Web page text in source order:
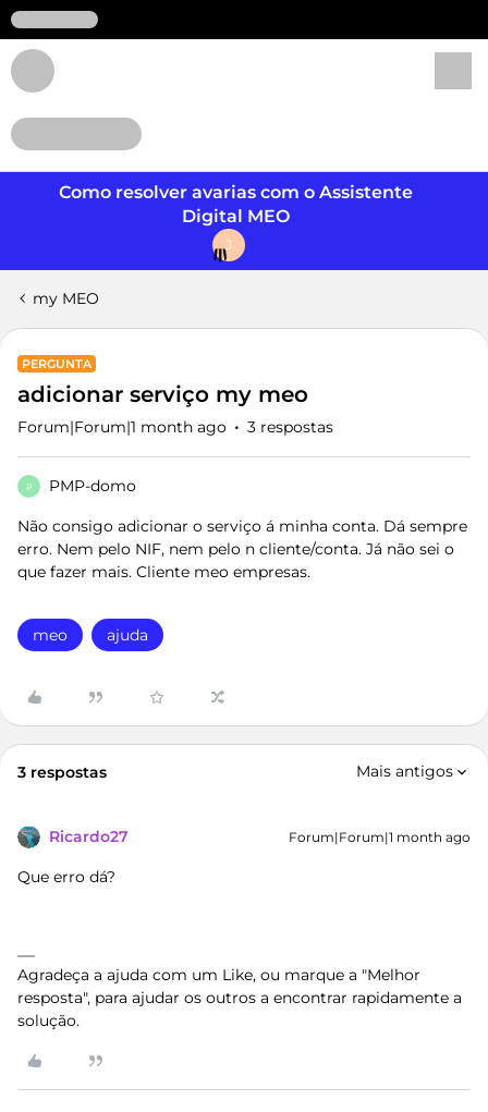
Como resolver avarias com o Assistente
Digital MEO
J
my MEO
PERGUNTA
adicionar serviço my meo
Forum|Forum|1 month ago 3 respostas
P PMP-domo
Não consigo adicionar o serviço á minha conta. Dá sempre
erro. Nem pelo NIF, nem pelo n cliente/conta. Já não sei o
que fazer mais. Cliente meo empresas.
meo ajuda
3 respostas Mais antigos
Ricardo27 Forum|Forum|1 month ago
Que erro dá?
Agradeça a ajuda com um Like, ou marque a "Melhor
resposta", para ajudar os outros a encontrar rapidamente a
solução.